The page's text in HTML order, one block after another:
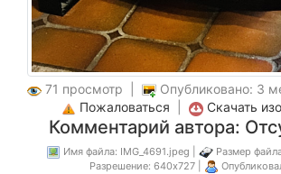
71 просмотр |
Опубликовано: 3
Пожаловаться
Скачать
Комментарий автора:
Имя файла: IMG_4691.jpeg |
Размер
Разрешение: 640x727 |